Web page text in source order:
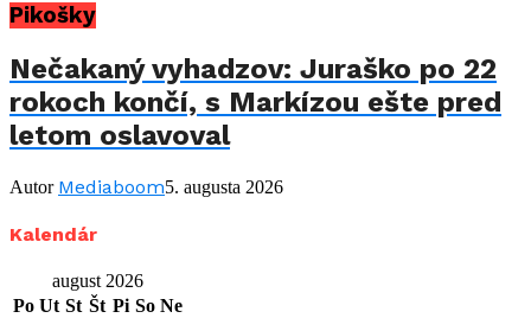
Pikošky
Nečakaný vyhadzov: Juraško po 22
rokoch končí, s Markízou ešte pred
letom oslavoval
Autor Mediaboom5. augusta 2026
Kalendár
august 2026
Po Ut St Št Pi So Ne